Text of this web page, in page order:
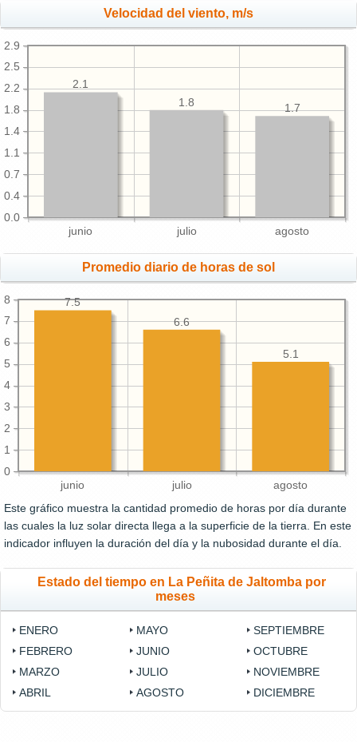
Velocidad del viento, m/s
junio julio agosto
0.0
0.4
0.7
1.1
1.4
1.8
2.2
2.5
2.9
1.7
1.8
2.1
Promedio diario de horas de sol
junio julio agosto
0
1
2
3
4
5
6
7
8
5.1
6.6
7.5
Este gráfico muestra la cantidad promedio de horas por día durante
las cuales la luz solar directa llega a la superficie de la tierra. En este
indicador influyen la duración del día y la nubosidad durante el día.
Estado del tiempo en La Peñita de Jaltomba por
meses
ENERO
FEBRERO
MARZO
ABRIL
MAYO
JUNIO
JULIO
AGOSTO
SEPTIEMBRE
OCTUBRE
NOVIEMBRE
DICIEMBRE